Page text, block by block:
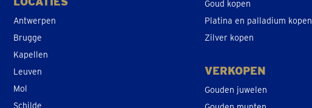
Antwerpen
Brugge
Kapellen
Leuven
Mol
Schilde
Goud kopen
Platina en palladium kopen
Zilver kopen
VERKOPEN
Gouden juwelen